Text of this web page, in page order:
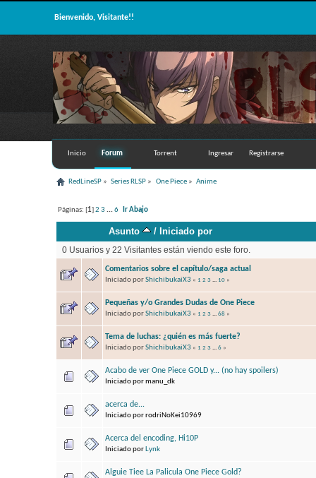
Bienvenido, Visitante!!
Inicio Forum Torrent Ingresar Registrarse
RedLineSP » Series RLSP » One Piece» Anime
Páginas: [ 1] 2 3 ...6 Ir Abajo
Asunto / Iniciado por
0 Usuarios y 22 Visitantes están viendo este foro.
Comentarios sobre el capítulo/saga actual
Iniciado porShichibukaiX3 « 1 2 3 ... 10»
Pequeñas y/o Grandes Dudas de One Piece
Iniciado porShichibukaiX3 « 1 2 3 ... 68»
Tema de luchas: ¿quién es más fuerte?
Iniciado porShichibukaiX3 « 1 2 3 ... 6»
Acabo de ver One Piece GOLD y... (no hay spoilers)
Iniciado por manu_dk
acerca de...
Iniciado por rodriNoKei10969
Acerca del encoding, Hi10P
Iniciado porLynk
Alguie Tiee La Palicula One Piece Gold?